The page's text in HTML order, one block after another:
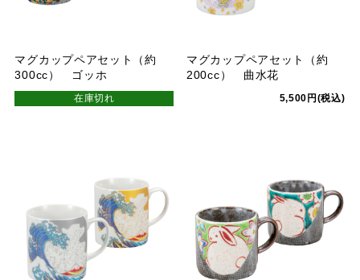
マグカップペアセット（約
300cc） ゴッホ
在庫切れ
マグカップペアセット（約
200cc） 曲水花
5,500円(税込)